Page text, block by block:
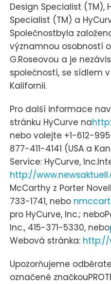
Design Specialist (TM),
Specialist (TM) a
Společnostbyla
významnou osobností
G.Roseovou a je
společností, se sídlem
Kalifornii.
Pro další informace
stránku HyCurve na
nebo volejte +1-612-
877-411-4141 (USA a
Service: HyCurve,
http://
McCarthy z Porter
733-1741, nebo
pro HyCurve, Inc.;
Inc., 415-371-5330, nebo
Webová stránka: http://
Upozorňujeme
označené